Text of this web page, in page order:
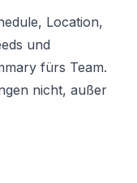
Location,
und
fürs Team.
nicht, außer